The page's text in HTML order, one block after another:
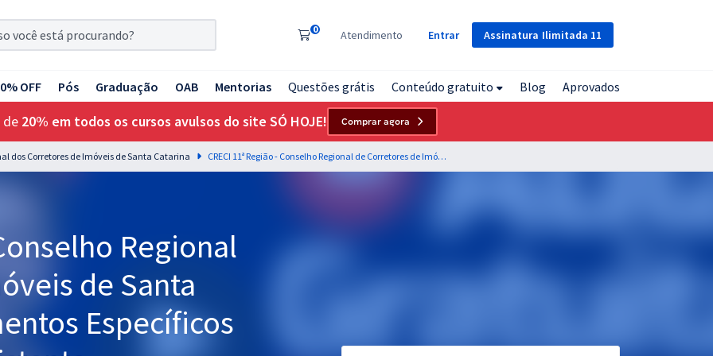
Assinatura Ilimitada 11
0 Atendimento Entrar
OFF Pós Graduação OAB Mentorias Questões grátis Conteúdo gratuito Blog Aprovados
de 20% em todos os cursos avulsos do site SÓ HOJE! Comprar agora
dos Corretores de Imóveis de Santa Catarina CRECI 11ª Região - Conselho Regional de Corretores de Imóveis de Santa Catarina - Conhecimentos Específicos para o Cargo de Assistente Administrativo (Pré-edital)
Regional
de Santa
Específicos